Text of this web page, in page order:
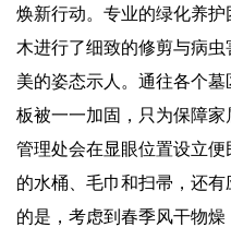
焕新行动。专业的绿化养
木进行了细致的修剪与病
美的姿态示人。通往各个
板被一一加固，只为保障
管理处会在显眼位置设立
的水桶、毛巾和扫帚，还
的是，考虑到春季风干物